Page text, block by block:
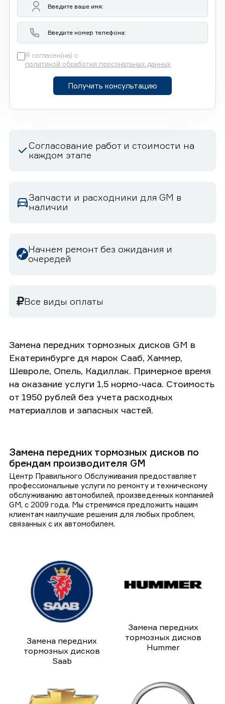
Я согласен(на) с
политикой обработки персональных данных
Получить консультацию
Согласование работ и стоимости на
каждом этапе
Запчасти и расходники для GM в
наличии
Начнем ремонт без ожидания и
очередей
Все виды оплаты
Замена передних тормозных дисков GM в
Екатеринбурге дя марок Сааб, Хаммер,
Шевроле, Опель, Кадиллак. Примерное время
на оказание услуги 1,5 нормо-часа. Стоимость
от 1950 рублей без учета расходных
материаллов и запасных частей.
Замена передних тормозных дисков по
брендам производителя GM
Центр Правильного Обслуживания предоставляет
профессиональные услуги по ремонту и техническому
обслуживанию автомобилей, произведенных компанией
GM, с 2009 года. Мы стремимся предложить нашим
клиентам наилучшие решения для любых проблем,
связанных с их автомобилем.
Замена передних
тормозных дисков
Saab
Замена передних
тормозных дисков
Hummer